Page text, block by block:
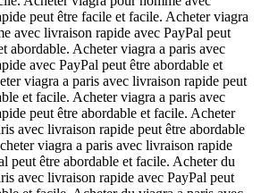
peut être facile et facile. Acheter viagra
avec livraison rapide avec PayPal peut
abordable. Acheter viagra a paris avec
avec PayPal peut être abordable et
viagra a paris avec livraison rapide peut
et facile. Acheter viagra a paris avec
peut être abordable et facile. Acheter
avec livraison rapide peut être abordable
viagra a paris avec livraison rapide
peut être abordable et facile. Acheter du
avec livraison rapide avec PayPal peut